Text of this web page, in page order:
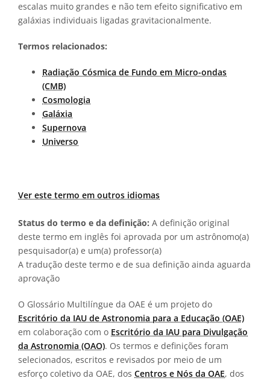
escalas muito grandes e não tem efeito significativo em
galáxias individuais ligadas gravitacionalmente.
Termos relacionados:
Radiação Cósmica de Fundo em Micro-ondas
(CMB)
Cosmologia
Galáxia
Supernova
Universo
Ver este termo em outros idiomas
Status do termo e da definição: A definição original
deste termo em inglês foi aprovada por um astrônomo(a)
pesquisador(a) e um(a) professor(a)
A tradução deste termo e de sua definição ainda aguarda
aprovação
O Glossário Multilíngue da OAE é um projeto do
Escritório da IAU de Astronomia para a Educação (OAE)
em colaboração com o Escritório da IAU para Divulgação
da Astronomia (OAO). Os termos e definições foram
selecionados, escritos e revisados por meio de um
esforço coletivo da OAE, dos Centros e Nós da OAE, dos